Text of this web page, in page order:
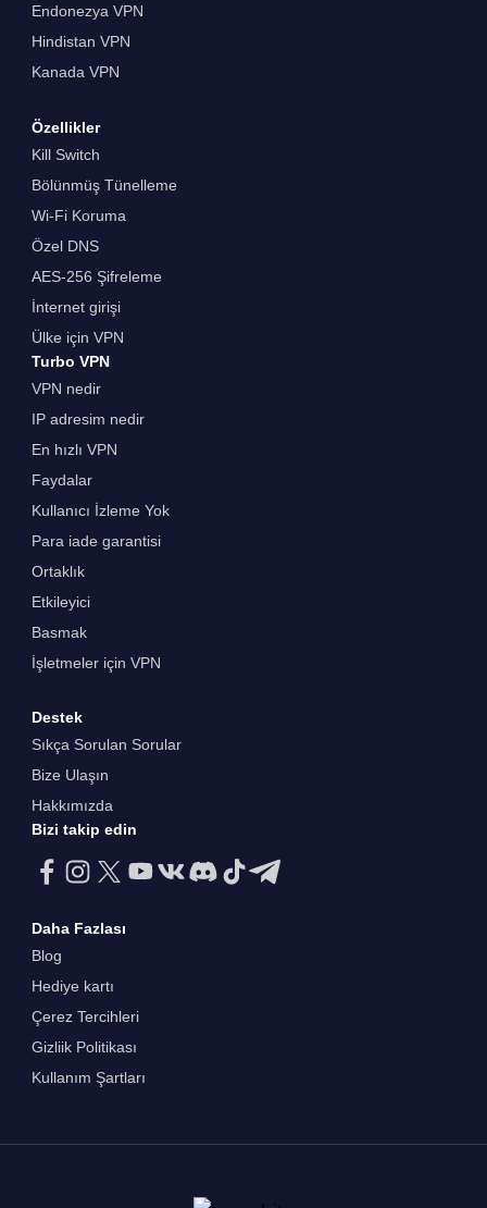
Endonezya VPN
Hindistan VPN
Kanada VPN
Özellikler
Kill Switch
Bölünmüş Tünelleme
Wi-Fi Koruma
Özel DNS
AES-256 Şifreleme
İnternet girişi
Ülke için VPN
Turbo VPN
VPN nedir
IP adresim nedir
En hızlı VPN
Faydalar
Kullanıcı İzleme Yok
Para iade garantisi
Ortaklık
Etkileyici
Basmak
İşletmeler için VPN
Destek
Sıkça Sorulan Sorular
Bize Ulaşın
Hakkımızda
Bizi takip edin
Daha Fazlası
Blog
Hediye kartı
Çerez Tercihleri
Gizliik Politikası
Kullanım Şartları